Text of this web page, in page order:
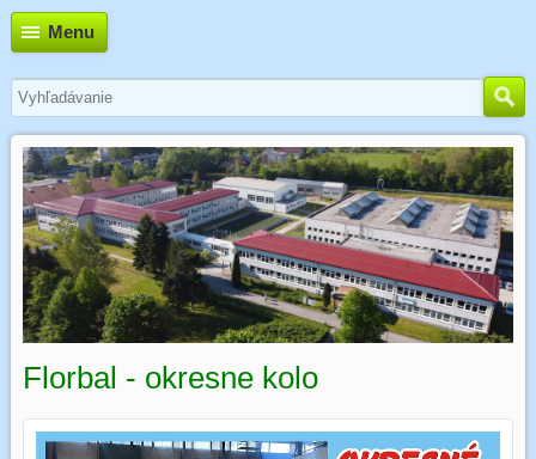
Menu
Florbal - okresne kolo